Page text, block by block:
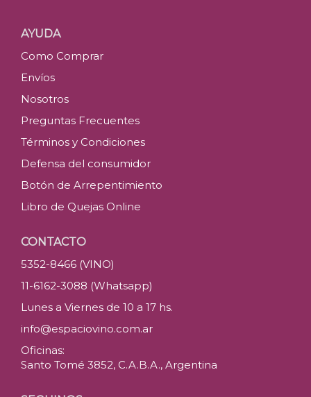
AYUDA
Como Comprar
Envíos
Nosotros
Preguntas Frecuentes
Términos y Condiciones
Defensa del consumidor
Botón de Arrepentimiento
Libro de Quejas Online
CONTACTO
5352-8466 (VINO)
11-6162-3088 (Whatsapp)
Lunes a Viernes de 10 a 17 hs.
info@espaciovino.com.ar
Oficinas:
Santo Tomé 3852, C.A.B.A., Argentina